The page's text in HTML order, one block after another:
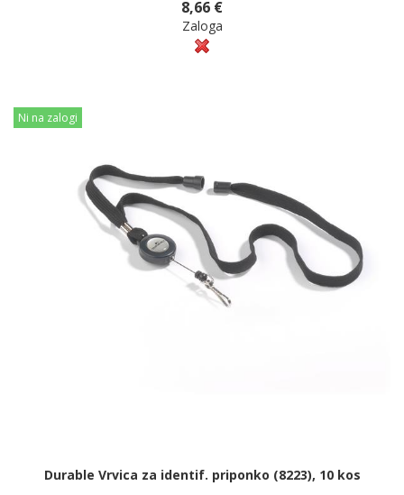
8,66 €
Zaloga
Ni na zalogi
Durable Vrvica za identif. priponko (8223), 10 kos